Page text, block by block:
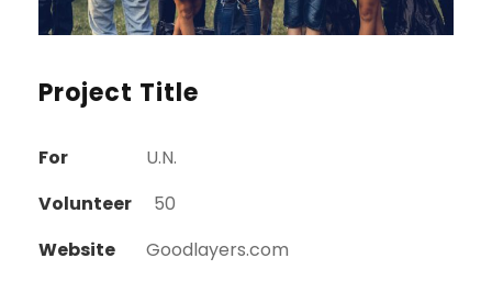
Project Title
For
U.N.
Volunteer
50
Website
Goodlayers.com